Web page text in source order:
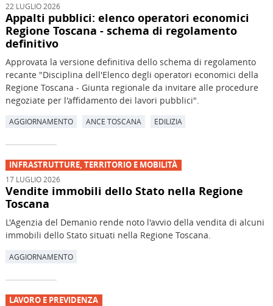
22 LUGLIO 2026
Appalti pubblici: elenco operatori economici
Regione Toscana - schema di regolamento
definitivo
Approvata la versione definitiva dello schema di regolamento
recante "Disciplina dell'Elenco degli operatori economici della
Regione Toscana - Giunta regionale da invitare alle procedure
negoziate per l'affidamento dei lavori pubblici".
AGGIORNAMENTO ANCE TOSCANA EDILIZIA
INFRASTRUTTURE, TERRITORIO E MOBILITÀ
17 LUGLIO 2026
Vendite immobili dello Stato nella Regione
Toscana
L'Agenzia del Demanio rende noto l'avvio della vendita di alcuni
immobili dello Stato situati nella Regione Toscana.
AGGIORNAMENTO
LAVORO E PREVIDENZA